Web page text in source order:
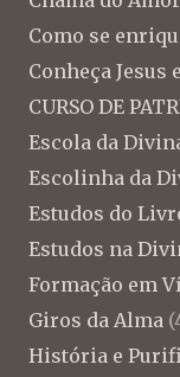
Como se
Conheça
CURSO DE
Escola da
Escolinha da
Estudos do
Estudos na
Formação em
Giros da Alma
História e